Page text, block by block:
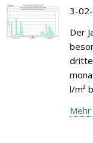
3-
Der
dritte
l/m²